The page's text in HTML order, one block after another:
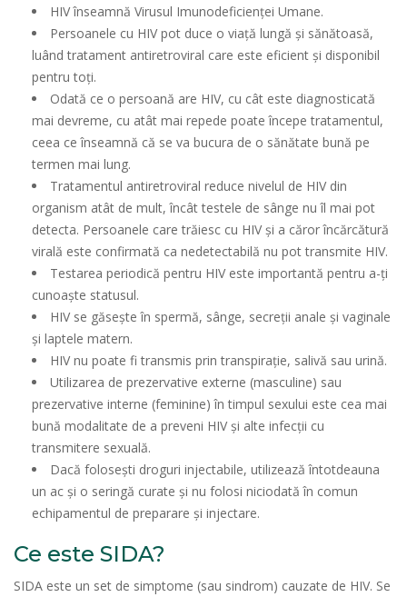
HIV înseamnă Virusul Imunodeficienței Umane.
Persoanele cu HIV pot duce o viață lungă și sănătoasă,
luând tratament antiretroviral care este eficient și disponibil
pentru toți.
Odată ce o persoană are HIV, cu cât este diagnosticată
mai devreme, cu atât mai repede poate începe tratamentul,
ceea ce înseamnă că se va bucura de o sănătate bună pe
termen mai lung.
Tratamentul antiretroviral reduce nivelul de HIV din
organism atât de mult, încât testele de sânge nu îl mai pot
detecta. Persoanele care trăiesc cu HIV și a căror încărcătură
virală este confirmată ca nedetectabilă nu pot transmite HIV.
Testarea periodică pentru HIV este importantă pentru a-ți
cunoaște statusul.
HIV se găsește în spermă, sânge, secreții anale și vaginale
și laptele matern.
HIV nu poate fi transmis prin transpirație, salivă sau urină.
Utilizarea de prezervative externe (masculine) sau
prezervative interne (feminine) în timpul sexului este cea mai
bună modalitate de a preveni HIV și alte infecții cu
transmitere sexuală.
Dacă folosești droguri injectabile, utilizează întotdeauna
un ac și o seringă curate și nu folosi niciodată în comun
echipamentul de preparare și injectare.
Ce este SIDA?
SIDA este un set de simptome (sau sindrom) cauzate de HIV. Se